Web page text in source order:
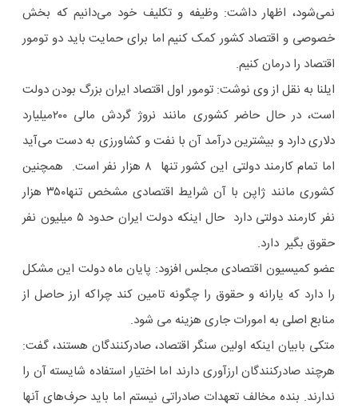
نمی‌شود، اظهار داشت: وظیفه و تکلیف خود می‌دانیم که بخش
خصوصی و اقتصاد کشور کمک کنیم اما برای حمایت باید دو تومور
اقتصاد را درمان کنیم.
ایلنا به نقل از وی نوشت: تومور اول اقتصاد ایران بزرگ بودن دولت
است، در حال حاضر کشوری مانند نروژ گردش مالی ٢٠٠میلیارد
دلاری دارد و بیشترین درآمد آن با نفت و کشاورزی به دست می‌آید
اما تمام کارمند دولتی این کشور تنها ٨ هزار نفر است. همچنین
کشوری مانند ژاپن با آن شرایط اقتصادی مشخص تنها٣۵٠ هزار
نفر کارمند دولتی دارد حال اینکه دولت ایران حدود ۵ میلیون نفر
حقوق بگیر دارد.
عضو کمیسیون اقتصادی مجلس افزود: پایان ماه دولت این مشکل
را دارد که یارانه و حقوق را چگونه تامین کند چراکه ارز حاصل از
منابع اصلی به امورات جاری هزینه می شود.
متکی بابیان اینکه اولین سنگر اقتصاد، صادرکنندگان هستند، گفت:
هرچند صادرکنندگان ارزآوری دارند اما اختیار استفاده شایسته آن را
ندارند. بنده مخالف تعهدات صادراتی نیستم اما باید حرف‌های آنها